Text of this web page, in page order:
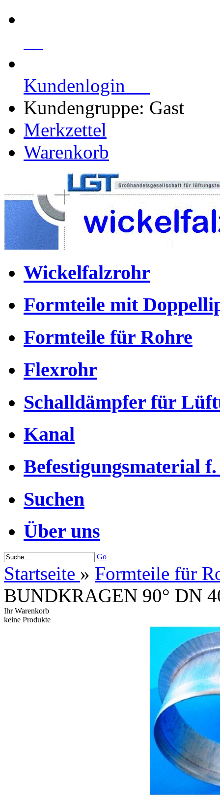
Kundenlogin
Kundengruppe: Gast
Merkzettel
Warenkorb
Wickelfalzrohr
Formteile mit
Formteile für Rohre
Flexrohr
Schalldämpfer für
Kanal
Befestigungsmaterial
Suchen
Über uns
Go
Startseite » Formteile für
BUNDKRAGEN 90° DN
Ihr Warenkorb
keine Produkte